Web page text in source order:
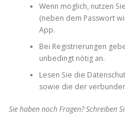
Wenn möglich, nutzen
(neben dem Passwort
App.
Bei Registrierungen
unbedingt nötig an.
Lesen Sie die
sowie die der
Sie haben noch Fragen? Schreiben